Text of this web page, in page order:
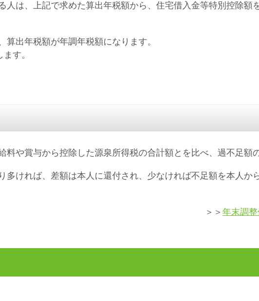
人は、上記で求めた算出年税額から、住宅借入金等特別控除額
出年税額が年調年税額になります。
す。
料や賞与から控除した源泉所得税の合計額とを比べ、過不足額
多ければ、差額は本人に還付され、少なければ不足額を本人か
＞＞ 年末調